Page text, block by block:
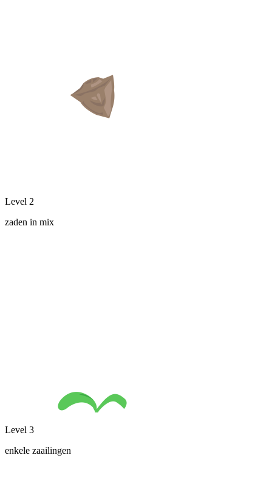
Level 2
zaden in mix
Level 3
enkele zaailingen